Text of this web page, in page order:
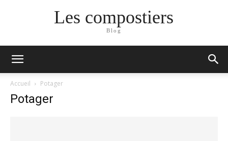
Les compostiers
Blog
Accueil Potager
Potager